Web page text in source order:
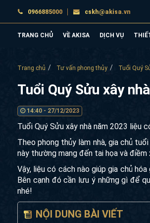
0966885000 cskh@akisa.vn
TRANG CHỦ VỀ AKISA DỊCH VỤ
Trang chủ Tư vấn phong thủy Tuổi Quý
Tuổi Quý Sửu xây
14:40 - 27/12/2023
Tuổi Quý Sửu xây nhà năm 2023 liệu
Theo phong thủy làm nhà, gia chủ
này thường mang đến tai họa và điềm
Vậy, liệu có cách nào giúp gia chủ
Bên cạnh đó cần lưu ý những gì để
nhé!
NỘI DUNG BÀI VIẾT